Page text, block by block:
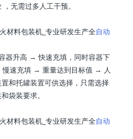
无需过多人工干预。
火材料包装机_专业研发生产全自动
器升高 → 快速充填，同时容器下
速充填 → 重量达到目标值 → 人
和托罐装置可供选择，只需选择
袋装要求。
火材料包装机_专业研发生产全自动